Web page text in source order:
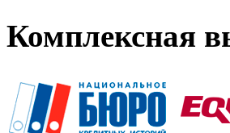
Комплексная